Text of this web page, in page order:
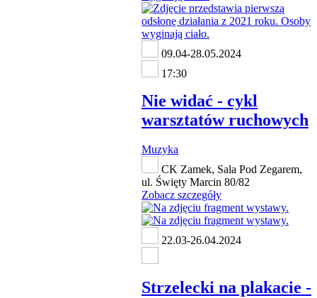
09.04-28.05.2024
17:30
Nie widać - cykl
warsztatów ruchowych
Muzyka
CK Zamek, Sala Pod Zegarem,
ul. Święty Marcin 80/82
Zobacz szczegóły
22.03-26.04.2024
Strzelecki na plakacie -